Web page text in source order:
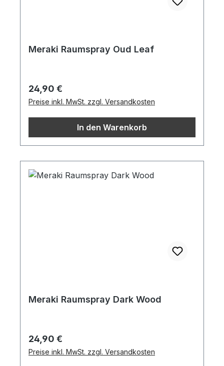
Meraki Raumspray Oud Leaf
Regulärer Preis:
24,90 €
Preise inkl. MwSt. zzgl. Versandkosten
In den Warenkorb
Meraki Raumspray Dark Wood
Regulärer Preis:
24,90 €
Preise inkl. MwSt. zzgl. Versandkosten